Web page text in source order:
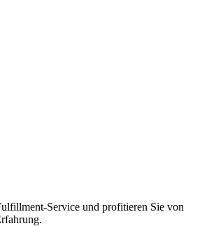
Service und profitieren Sie von